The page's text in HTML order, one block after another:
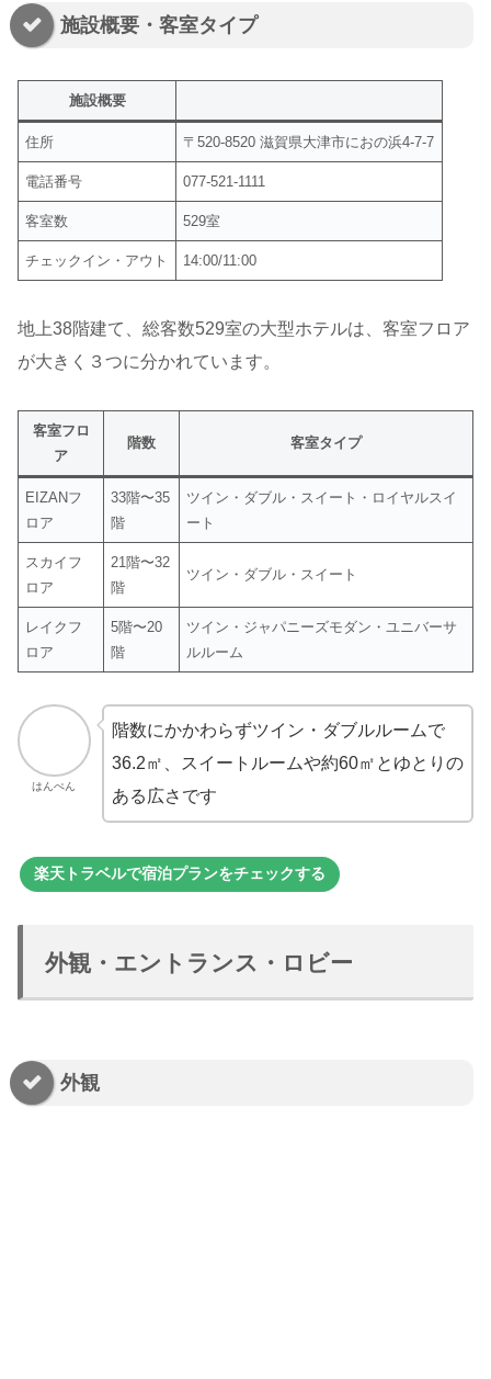
施設概要・客室タイプ
施設概要
住所 〒520-8520 滋賀県大津市におの浜4-7-7
電話番号 077-521-1111
客室数 529室
チェックイン・アウト 14:00/11:00
地上38階建て、総客数529室の大型ホテルは、客室フロア
が大きく３つに分かれています。
客室フロ
ア
階数 客室タイプ
EIZANフ
ロア
33階〜35
階
ツイン・ダブル・スイート・ロイヤルスイ
ート
スカイフ
ロア
21階〜32
階
ツイン・ダブル・スイート
レイクフ
ロア
5階〜20
階
ツイン・ジャパニーズモダン・ユニバーサ
ルルーム
はんぺん
階数にかかわらずツイン・ダブルルームで
36.2㎡、スイートルームや約60㎡とゆとりの
ある広さです
楽天トラベルで宿泊プランをチェックする
外観・エントランス・ロビー
外観